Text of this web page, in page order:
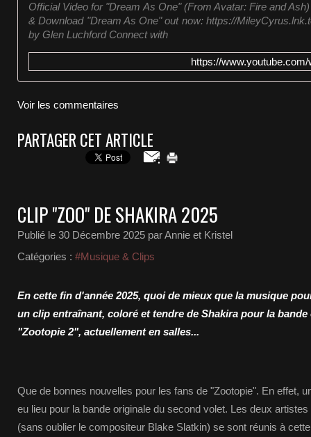
Official Video for "Dream As One" (From Avatar: Fire and
& Download "Dream As One" out now: https://
by Glen Luchford Connect with
https://
Voir les commentaires
PARTAGER CET ARTICLE
CLIP "ZOO" DE SHAKIRA 2025
Publié le 30 Décembre 2025 par Annie et Kristel
Catégories : #Musique & Clips
En cette fin d'année 2025, quoi de mieux que la musique
un clip entraînant, coloré et tendre de Shakira pour la
"Zootopie 2", actuellement en salles...
Que de bonnes nouvelles pour les fans de "Zootopie". En effet,
eu lieu pour la bande originale du second volet. Les deux
(sans oublier le compositeur Blake Slatkin) se sont réunis à